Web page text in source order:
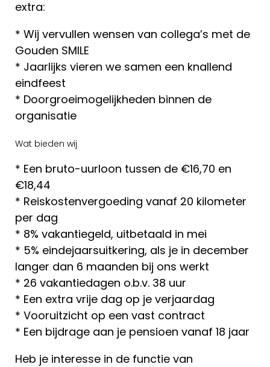
extra:
* Wij vervullen wensen van collega’s met de
Gouden SMILE
* Jaarlijks vieren we samen een knallend
eindfeest
* Doorgroeimogelijkheden binnen de
organisatie
Wat bieden wij
* Een bruto-uurloon tussen de €16,70 en
€18,44
* Reiskostenvergoeding vanaf 20 kilometer
per dag
* 8% vakantiegeld, uitbetaald in mei
* 5% eindejaarsuitkering, als je in december
langer dan 6 maanden bij ons werkt
* 26 vakantiedagen o.b.v. 38 uur
* Een extra vrije dag op je verjaardag
* Vooruitzicht op een vast contract
* Een bijdrage aan je pensioen vanaf 18 jaar
Heb je interesse in de functie van